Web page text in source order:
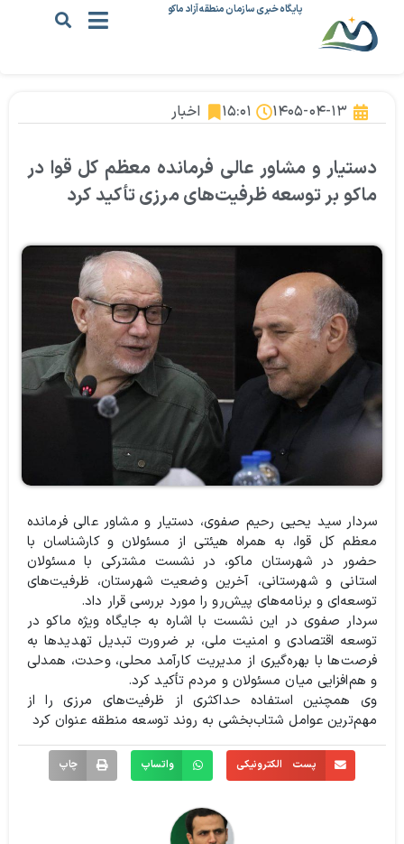
پایگاه خبری سازمان منطقه آزاد ماکو
۱۴۰۵-۰۴-۱۳ ۱۵:۰۱ اخبار
دستیار و مشاور عالی فرمانده معظم کل قوا در
ماکو بر توسعه ظرفیت‌های مرزی تأکید کرد
سردار سید یحیی رحیم صفوی، دستیار و مشاور عالی فرمانده
معظم کل قوا، به همراه هیئتی از مسئولان و کارشناسان با
حضور در شهرستان ماکو، در نشست مشترکی با مسئولان
استانی و شهرستانی، آخرین وضعیت شهرستان، ظرفیت‌های
توسعه‌ای و برنامه‌های پیش‌رو را مورد بررسی قرار داد.
سردار صفوی در این نشست با اشاره به جایگاه ویژه ماکو در
توسعه اقتصادی و امنیت ملی، بر ضرورت تبدیل تهدیدها به
فرصت‌ها با بهره‌گیری از مدیریت کارآمد محلی، وحدت، همدلی
و هم‌افزایی میان مسئولان و مردم تأکید کرد.
وی همچنین استفاده حداکثری از ظرفیت‌های مرزی را از
مهم‌ترین عوامل شتاب‌بخشی به روند توسعه منطقه عنوان کرد
پست الکترونیکی واتساپ چاپ